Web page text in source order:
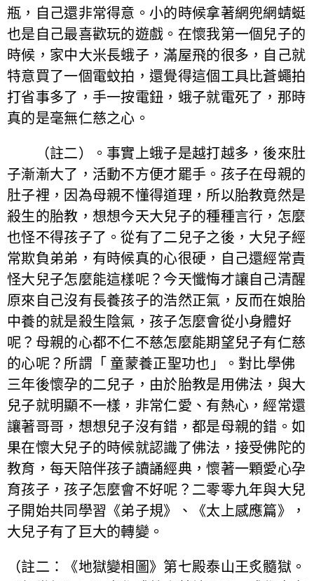
瓶，自己還非常得意。小的時候拿著網兜網蜻蜓
也是自己最喜歡玩的遊戲。在懷我第一個兒子的
時候，家中大米長蛾子，滿屋飛的很多，自己就
特意買了一個電蚊拍，還覺得這個工具比蒼蠅拍
打省事多了，手一按電鈕，蛾子就電死了，那時
真的是毫無仁慈之心。
（註二）。事實上蛾子是越打越多，後來肚
子漸漸大了，活動不方便才罷手。孩子在母親的
肚子裡，因為母親不懂得道理，所以胎教竟然是
殺生的胎教，想想今天大兒子的種種言行，怎麼
也怪不得孩子了。從有了二兒子之後，大兒子經
常欺負弟弟，有時候真的心很硬，自己還經常責
怪大兒子怎麼能這樣呢？今天懺悔才讓自己清醒
原來自己沒有長養孩子的浩然正氣，反而在娘胎
中養的就是殺生陰氣，孩子怎麼會從小身體好
呢？母親的心都不仁不慈怎麼能期望兒子有仁慈
的心呢？所謂「 童蒙養正聖功也」。對比學佛
三年後懷孕的二兒子，由於胎教是用佛法，與大
兒子就明顯不一樣，非常仁愛、有熱心，經常還
讓著哥哥，想想兒子沒有錯，都是母親的錯。如
果在懷大兒子的時候就認識了佛法，接受佛陀的
教育，每天陪伴孩子讀誦經典，懷著一顆愛心孕
育孩子，孩子怎麼會不好呢？二零零九年與大兒
子開始共同學習《弟子規》、《太上感應篇》，
大兒子有了巨大的轉變。
（註二：《地獄變相圖》第七殿泰山王炙髓獄。